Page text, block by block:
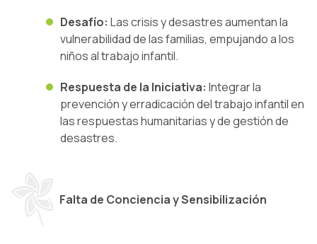
Desafío: Las crisis y desastres aumentan la
vulnerabilidad de las familias, empujando a los
niños al trabajo infantil.
Respuesta de la Iniciativa: Integrar la
prevención y erradicación del trabajo infantil en
las respuestas humanitarias y de gestión de
desastres.
Falta de Conciencia y Sensibilización